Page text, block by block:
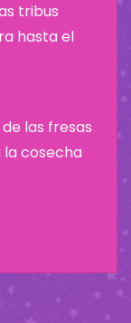
tribus
hasta el
las fresas
cosecha